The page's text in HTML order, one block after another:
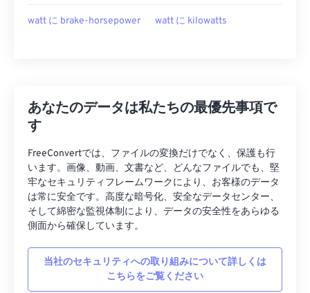
watt に brake-horsepower watt に kilowatts
あなたのデータは私たちの最優先事項で
す
FreeConvertでは、ファイルの変換だけでなく、保護も行
います。画像、動画、文書など、どんなファイルでも、堅
牢なセキュリティフレームワークにより、お客様のデータ
は常に安全です。高度な暗号化、安全なデータセンター、
そして綿密な監視体制により、データの安全性をあらゆる
側面から確保しています。
当社のセキュリティへの取り組みについて詳しくは
こちらをご覧ください